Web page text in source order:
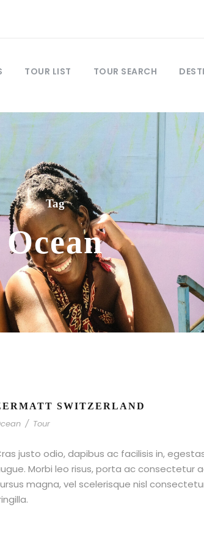
TOUR LIST TOUR SEARCH
Tag
Ocean
SWITZERLAND
/ Tour
justo odio, dapibus ac facilisis in,
Morbi leo risus, porta ac consectetur
magna, vel scelerisque nisl